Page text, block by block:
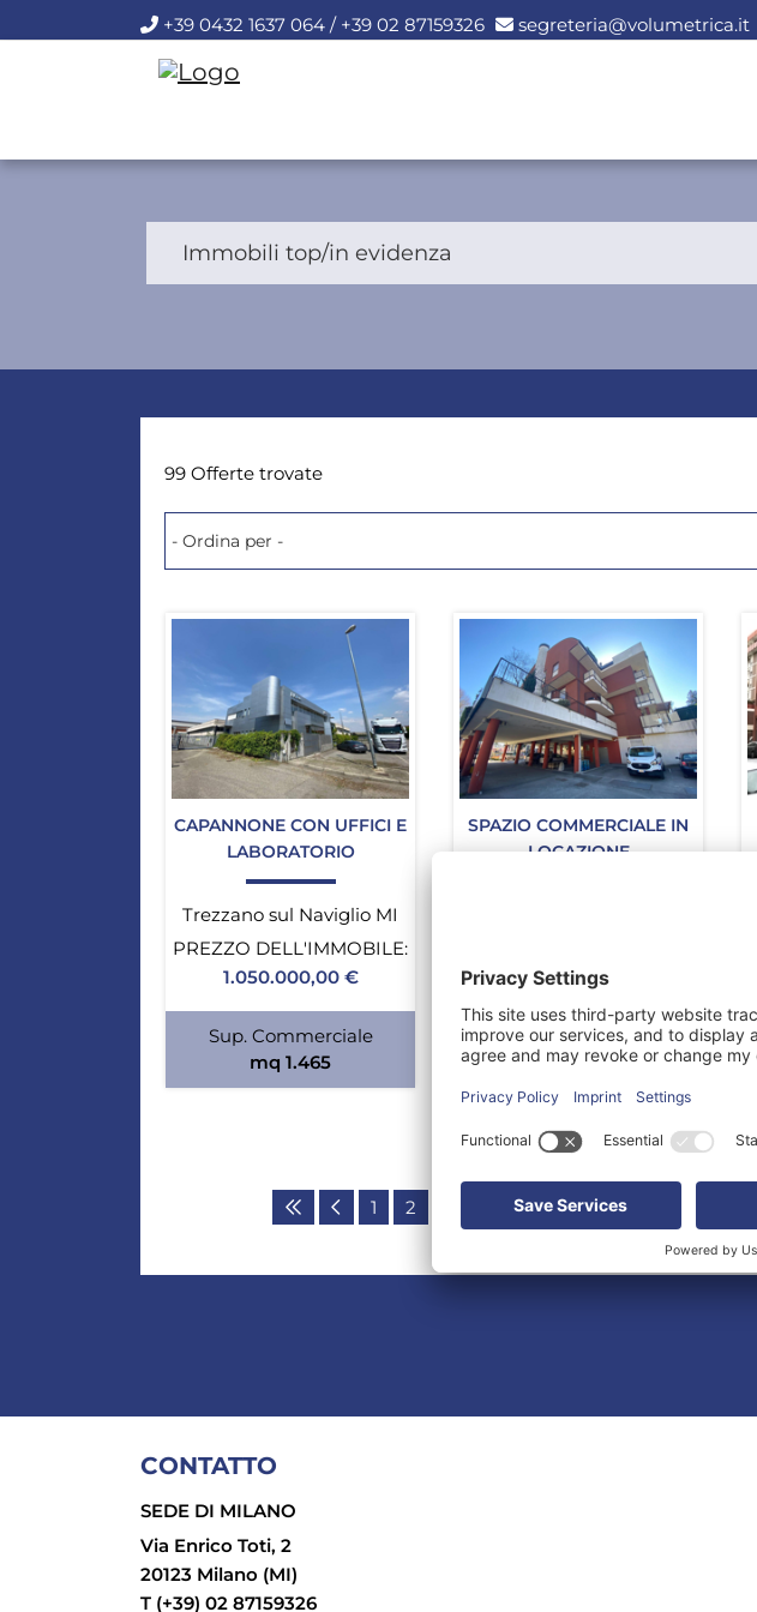
+39 0432 1637 064 / +39 02 87159326 segreteria@volumetrica.it
Immobili top/in evidenza
99 Offerte trovate
CAPANNONE CON UFFICI E
LABORATORIO
Trezzano sul Naviglio MI
PREZZO DELL'IMMOBILE:
1.050.000,00 €
Sup. Commerciale
mq 1.465
SPAZIO COMMERCIALE IN
LOCAZIONE
(SPESE DI
RISCALDAMENTO
ESCLUSE): 15.000,00 €
Sup. Commerciale
1 2 8 9 10
CONTATTO
SEDE DI MILANO
Via Enrico Toti, 2
20123 Milano (MI)
T (+39) 02 87159326